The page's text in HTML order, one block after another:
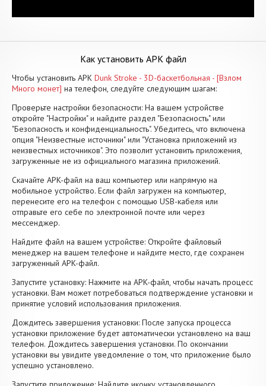
Как установить APK файл
Чтобы установить APK Dunk Stroke - 3D-баскетбольная - [Взлом
Много монет] на телефон, следуйте следующим шагам:
Проверьте настройки безопасности: На вашем устройстве
откройте "Настройки" и найдите раздел "Безопасность" или
"Безопасность и конфиденциальность". Убедитесь, что включена
опция "Неизвестные источники" или "Установка приложений из
неизвестных источников". Это позволит установить приложения,
загруженные не из официального магазина приложений.
Скачайте APK-файл на ваш компьютер или напрямую на
мобильное устройство. Если файл загружен на компьютер,
перенесите его на телефон с помощью USB-кабеля или
отправьте его себе по электронной почте или через
мессенджер.
Найдите файл на вашем устройстве: Откройте файловый
менеджер на вашем телефоне и найдите место, где сохранен
загруженный APK-файл.
Запустите установку: Нажмите на APK-файл, чтобы начать процесс
установки. Вам может потребоваться подтверждение установки и
принятие условий использования приложения.
Дождитесь завершения установки: После запуска процесса
установки приложение будет автоматически установлено на ваш
телефон. Дождитесь завершения установки. По окончании
установки вы увидите уведомление о том, что приложение было
успешно установлено.